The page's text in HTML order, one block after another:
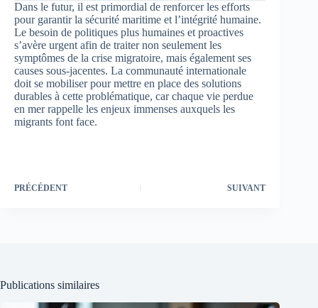
Dans le futur, il est primordial de renforcer les efforts
pour garantir la sécurité maritime et l’intégrité humaine.
Le besoin de politiques plus humaines et proactives
s’avère urgent afin de traiter non seulement les
symptômes de la crise migratoire, mais également ses
causes sous-jacentes. La communauté internationale
doit se mobiliser pour mettre en place des solutions
durables à cette problématique, car chaque vie perdue
en mer rappelle les enjeux immenses auxquels les
migrants font face.
PRÉCÉDENT SUIVANT
Publications similaires